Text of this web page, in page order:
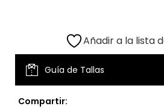
Añadir a la lista
Guía de Tallas
Compartir: